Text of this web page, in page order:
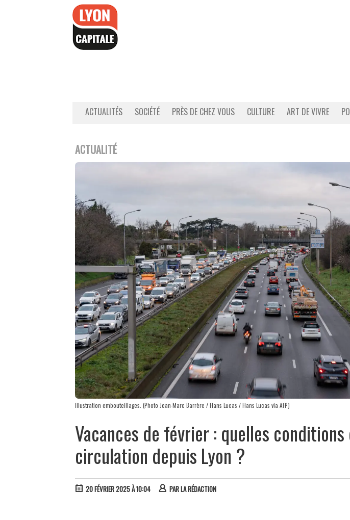
ACTUALITÉS SOCIÉTÉ PRÈS DE CHEZ VOUS CULTURE ART DE VIVRE
ACTUALITÉ
Illustration embouteillages. (Photo Jean-Marc Barrère / Hans Lucas / Hans Lucas via AFP)
Vacances de février : quelles conditions
circulation depuis Lyon ?
20 FÉVRIER 2025 À 10:04 PARLA RÉDACTION